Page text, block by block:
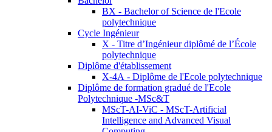
BX - Bachelor of Science de l'Ecole
polytechnique
Cycle Ingénieur
X - Titre d’Ingénieur diplômé de l’École
polytechnique
Diplôme d'établissement
X-4A - Diplôme de l'Ecole polytechnique
Diplôme de formation gradué de l'Ecole
Polytechnique -MSc&T
MScT-AI-ViC - MScT-Artificial
Intelligence and Advanced Visual